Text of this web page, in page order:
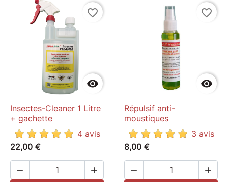
Anti crevaisons
Bouchons Valve
Porte clés flamme
Autocollants Mecarun

favorite_border
Insectes-Cleaner 1 Litre
+ gachette
4 avis
22,00 €
 

favorite_border
Répulsif anti-
moustiques
3 avis
8,00 €
 